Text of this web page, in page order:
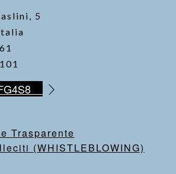
5
Trasparente
(WHISTLEBLOWING)